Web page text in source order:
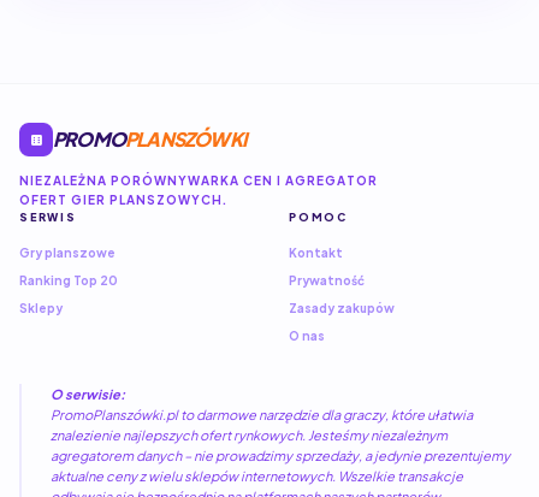
PROMOPLANSZÓWKI
NIEZALEŻNA PORÓWNYWARKA CEN I AGREGATOR
OFERT GIER PLANSZOWYCH.
SERWIS
Gry planszowe
Ranking Top 20
Sklepy
POMOC
Kontakt
Prywatność
Zasady zakupów
O nas
O serwisie:
PromoPlanszówki.pl to darmowe narzędzie dla graczy, które ułatwia
znalezienie najlepszych ofert rynkowych. Jesteśmy niezależnym
agregatorem danych – nie prowadzimy sprzedaży, a jedynie prezentujemy
aktualne ceny z wielu sklepów internetowych. Wszelkie transakcje